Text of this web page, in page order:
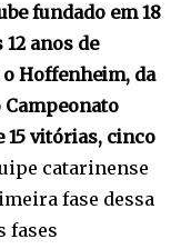
fundado em 18
anos de
Hoffenheim, da
15 vitórias, cinco
catarinense
fase dessa
fases